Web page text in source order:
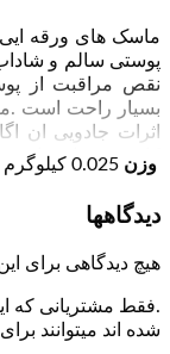
ماسک های ورقه ایی
پوستی سالم و
نقص مراقبت از
بسیار راحت است
کاربرد بسیاری
رسانی پوست –
سازی قوی برای
نوبه خود انقلاب
وزن 0.025 کیلوگرم
دیدگاهها
هیچ دیدگاهی برای
.فقط مشتریانی که
شده اند میتوانند